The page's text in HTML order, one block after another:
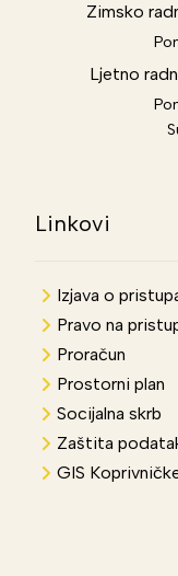
Zimsko
Ljetno
Linkovi
Izjava o
Pravo na
Proračun
Prostorni plan
Socijalna skrb
Zaštita
GIS